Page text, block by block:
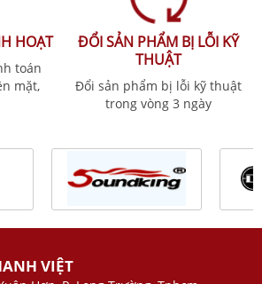
HOẠT
toán
mặt,
ĐỔI SẢN PHẨM BỊ LỖI KỸ
THUẬT
Đổi sản phẩm bị lỗi kỹ thuật
trong vòng 3 ngày
VIỆT